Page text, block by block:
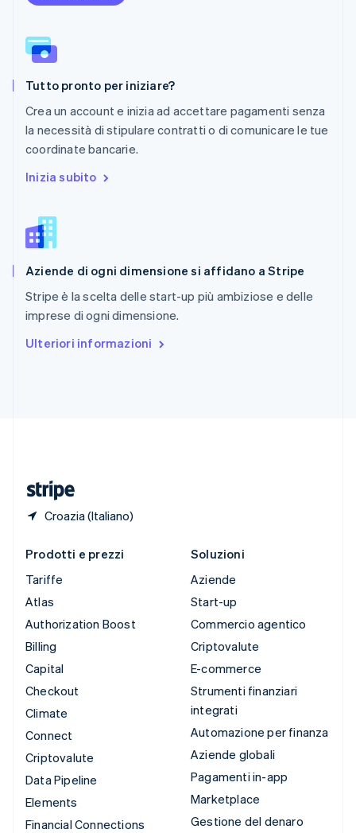
Tutto pronto per iniziare?
Crea un account e inizia ad accettare pagamenti senza
la necessità di stipulare contratti o di comunicare le tue
coordinate bancarie.
Inizia subito
Aziende di ogni dimensione si affidano a Stripe
Stripe è la scelta delle start-up più ambiziose e delle
imprese di ogni dimensione.
Ulteriori informazioni
Croazia (Italiano)
Polonia
Portogallo
Português
English简体中文
Regno Unito
Repubblica Ceca
English
Romania
English
Slovacchia
Slovenia
Spagna
Español English
EnglishEspañol简体中文
Prodotti e prezzi
Tariffe
Atlas
Authorization Boost
Billing
Capital
Checkout
Climate
Connect
Criptovalute
Data Pipeline
Elements
Financial Connections
Soluzioni
Aziende
Start-up
Commercio agentico
Criptovalute
E-commerce
Strumenti finanziari
integrati
Automazione per finanza
Aziende globali
Pagamenti in-app
Marketplace
Gestione del denaro